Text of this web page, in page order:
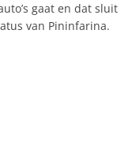
gaat en dat sluit
van Pininfarina.